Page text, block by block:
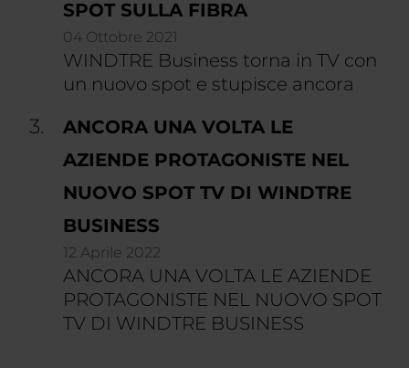
SPOT SULLA FIBRA
04 Ottobre 2021
WINDTRE Business torna in TV con
un nuovo spot e stupisce ancora
ANCORA UNA VOLTA LE
AZIENDE PROTAGONISTE NEL
NUOVO SPOT TV DI WINDTRE
BUSINESS
12 Aprile 2022
ANCORA UNA VOLTA LE AZIENDE
PROTAGONISTE NEL NUOVO SPOT
TV DI WINDTRE BUSINESS